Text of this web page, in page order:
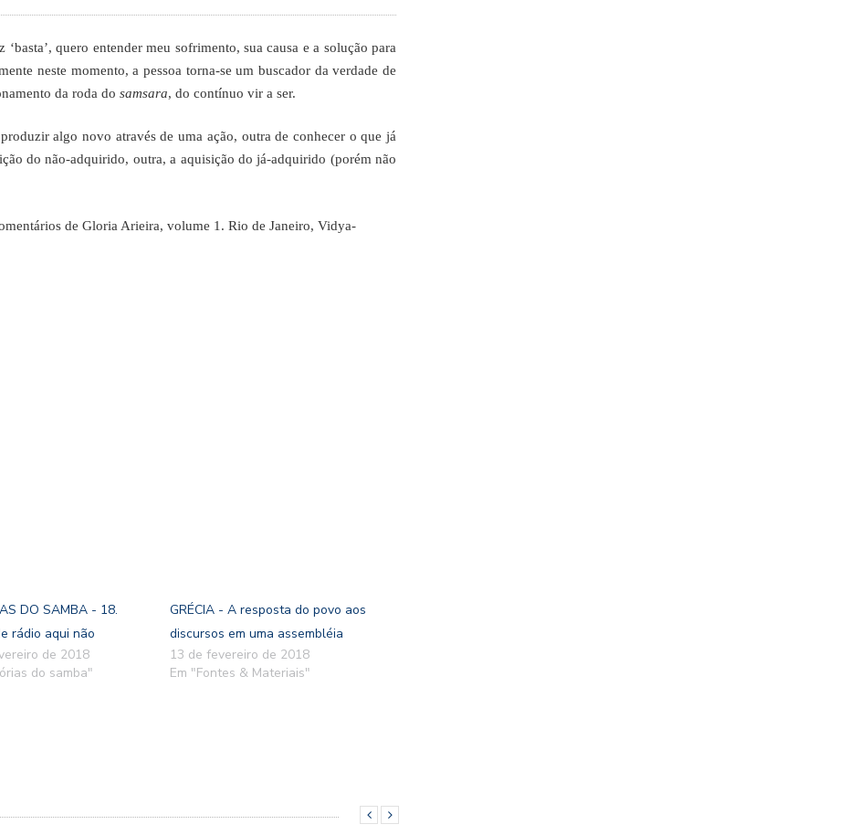
quero entender meu sofrimento, sua causa e a solução para
neste momento, a pessoa torna-se um buscador da verdade de
da roda do samsara, do contínuo vir a ser.
algo novo através de uma ação, outra de conhecer o que já
do não-adquirido, outra, a aquisição do já-adquirido (porém não
de Gloria Arieira, volume 1. Rio de Janeiro, Vidya-
DO SAMBA - 18.
rádio aqui não
de 2018
do samba"
GRÉCIA - A resposta do povo aos
discursos em uma assembléia
13 de fevereiro de 2018
Em "Fontes & Materiais"